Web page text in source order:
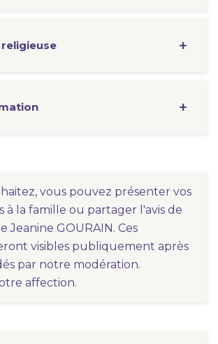
religieuse
vous pouvez présenter vos
à la famille ou partager l'avis de
Jeanine GOURAIN. Ces
visibles publiquement après
par notre modération.
affection.